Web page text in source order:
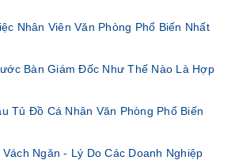
Nhân Viên Văn Phòng Phổ Biến Nhất
Bàn Giám Đốc Như Thế Nào Là Hợp
Tủ Đồ Cá Nhân Văn Phòng Phổ Biến
Ngăn - Lý Do Các Doanh Nghiệp